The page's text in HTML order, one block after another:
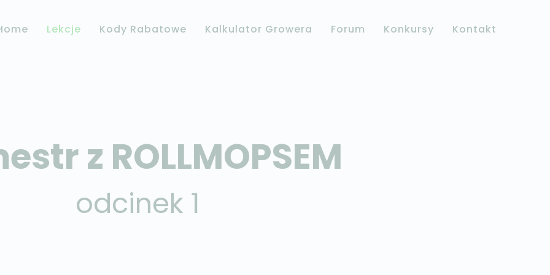
Lekcje Kody Rabatowe Kalkulator Growera Forum Konkursy Kontakt
z ROLLMOPSEM
odcinek 1